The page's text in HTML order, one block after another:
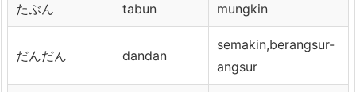
たぶん tabun mungkin
だんだん dandan
semakin,berangsur-
angsur